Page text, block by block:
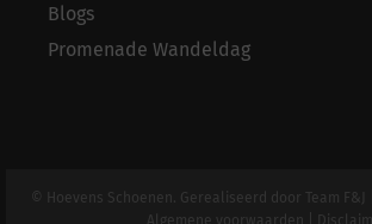
Blogs
Promenade Wandeldag
© Hoevens Schoenen. Gerealiseerd door Team F&J
Algemene voorwaarden